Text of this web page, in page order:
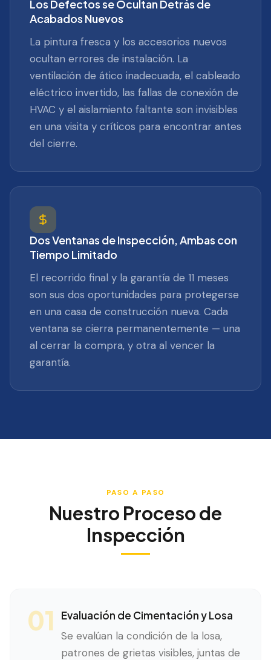
Los Defectos se Ocultan Detrás de
Acabados Nuevos
La pintura fresca y los accesorios nuevos
ocultan errores de instalación. La
ventilación de ático inadecuada, el cableado
eléctrico invertido, las fallas de conexión de
HVAC y el aislamiento faltante son invisibles
en una visita y críticos para encontrar antes
del cierre.
Dos Ventanas de Inspección, Ambas con
Tiempo Limitado
El recorrido final y la garantía de 11 meses
son sus dos oportunidades para protegerse
en una casa de construcción nueva. Cada
ventana se cierra permanentemente — una
al cerrar la compra, y otra al vencer la
garantía.
PASO A PASO
Nuestro Proceso de
Inspección
01
Evaluación de Cimentación y Losa
Se evalúan la condición de la losa,
patrones de grietas visibles, juntas de